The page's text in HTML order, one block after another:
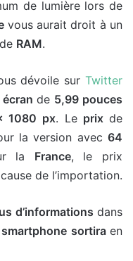
de lumière lors de
vous aurait droit à un
de RAM.
dévoile surTwitter
écrande 5,99 pouces
1080 px. Le prixde
la version avec64
la France, le prix
de l’importation.
d’informations dans
smartphone sortira en